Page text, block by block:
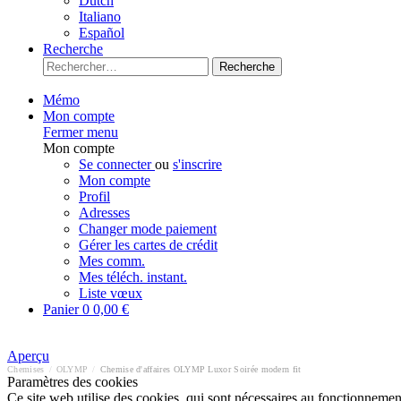
Italiano
Español
Recherche
Recherche
Mémo
Mon compte
Fermer menu
Mon compte
Se connecterou s'inscrire
Mon compte
Profil
Adresses
Changer mode paiement
Gérer les cartes de crédit
Mes comm.
Mes téléch. instant.
Liste vœux
Panier0 0,00 €
Aperçu
Chemises OLYMP Chemise d'affaires OLYMP Luxor Soirée modern fit
Paramètres des cookies
Ce site web utilise des cookies, qui sont nécessaires au